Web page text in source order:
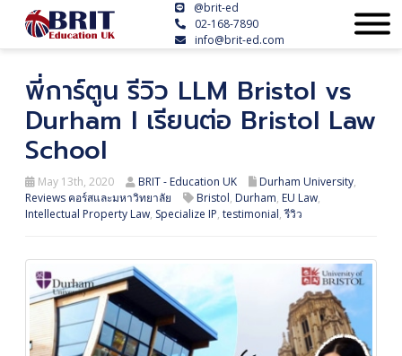
@brit-ed
02-168-7890
info@brit-ed.com
พี่การ์ตูน รีวิว LLM Bristol vs
Durham I เรียนต่อ Bristol Law
School
May 13th, 2020 BRIT - Education UK Durham University,
Reviews คอร์สและมหาวิทยาลัย
Bristol, Durham, EU Law,
Intellectual Property Law, Specialize IP, testimonial,รีวิว